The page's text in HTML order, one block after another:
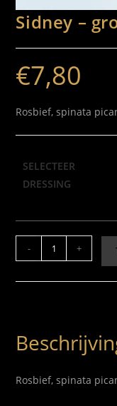
Sidney –
€7,80
Rosbief, spinata
SELECTEER
DRESSING
- +
Rosbief, spinata